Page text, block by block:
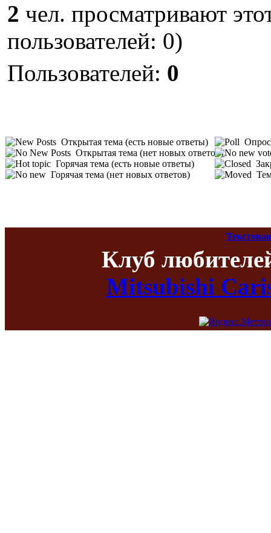
2 чел. просматривают
пользователей: 0)
Пользователей: 0
Открытая тема (есть новые ответы)
Открытая тема (нет новых ответов)
Горячая тема (есть новые ответы)
Горячая тема (нет новых ответов)
Опрос
Клуб
Mitsubishi